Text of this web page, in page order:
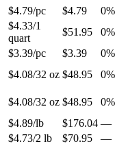
$4.79/pc $4.79
0%
$4.33/1
quart
$51.95
0%
$3.39/pc $3.39
0%
$4.08/32 oz $48.95
0%
$4.08/32 oz $48.95
0%
$4.89/lb $176.04 —
$4.73/2 lb $70.95
—